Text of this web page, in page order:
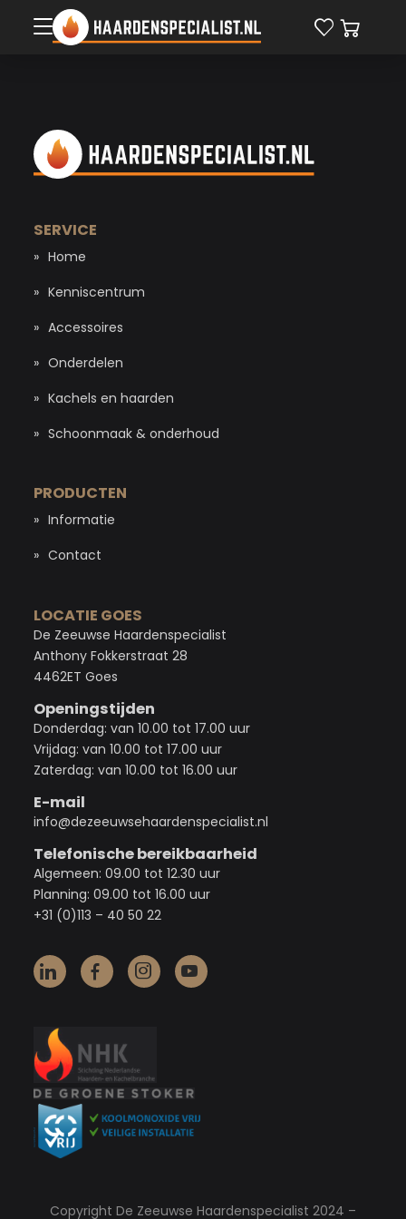
Kenniscentrum
Onderdelen
Kachels en haarden
Informatie
Contact
SERVICE
Home
Kenniscentrum
Accessoires
Onderdelen
Kachels en haarden
Schoonmaak & onderhoud
PRODUCTEN
Informatie
Contact
LOCATIE GOES
De Zeeuwse Haardenspecialist
Anthony Fokkerstraat 28
4462ET Goes
Openingstijden
Donderdag: van 10.00 tot 17.00 uur
Vrijdag: van 10.00 tot 17.00 uur
Zaterdag: van 10.00 tot 16.00 uur
E-mail
info@dezeeuwsehaardenspecialist.nl
Telefonische bereikbaarheid
Algemeen: 09.00 tot 12.30 uur
Planning: 09.00 tot 16.00 uur
+31 (0)113 – 40 50 22
Copyright De Zeeuwse Haardenspecialist 2024 –